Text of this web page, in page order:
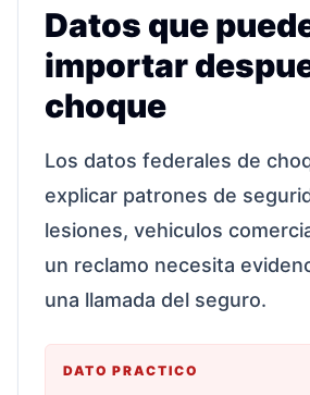
Datos que
importar
choque
Los datos federales de
explicar patrones de
lesiones, vehiculos
un reclamo necesita
una llamada del seguro.
DATO PRACTICO